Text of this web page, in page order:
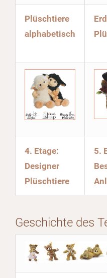
Plüschtiere
alphabetisch
4. Etage:
Designer
Plüschtiere
5.
Geschichte des